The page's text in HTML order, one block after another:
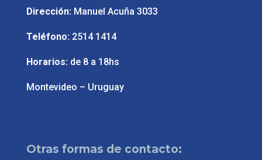
Dirección: Manuel Acuña 3033
Teléfono:2514 1414
Horarios:de 8 a 18hs
Montevideo – Uruguay
Otras formas de contacto: